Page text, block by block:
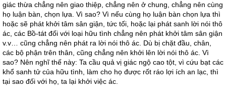
giác thừa chẳng nên giao thiệp, chẳng nên ở chung, chẳng nên cùng
họ luận bàn, chọn lựa. Vì sao? Vì nếu cùng họ luận bàn chọn lựa thì
hoặc sẽ phát khởi tâm sân giận, tức tối, hoặc lại phát sanh lời nói thô
ác, các Bồ-tát đối với loại hữu tình chẳng nên phát khởi tâm sân giận
v.v… cũng chẳng nên phát ra lời nói thô ác. Dù bị chặt đầu, chân,
các bộ phận trên thân, cũng chẳng nên khởi lên lời nói thô ác. Vì
sao? Nên nghĩ thế này: Ta cầu quả vị giác ngộ cao tột, vì cứu bạt các
khổ sanh tử của hữu tình, làm cho họ được rốt ráo lợi ích an lạc, thì
tại sao đối với họ, ta lại khởi việc ác.